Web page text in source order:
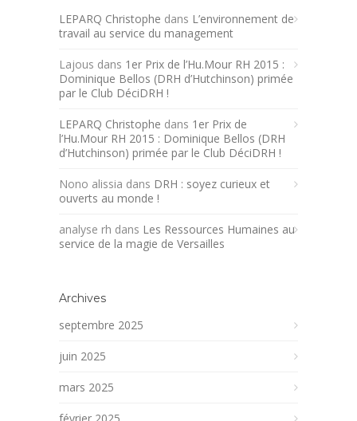
LEPARQ Christophe dans L’environnement de
travail au service du management
Lajous dans 1er Prix de l’Hu.Mour RH 2015 :
Dominique Bellos (DRH d’Hutchinson) primée
par le Club DéciDRH !
LEPARQ Christophe dans 1er Prix de
l’Hu.Mour RH 2015 : Dominique Bellos (DRH
d’Hutchinson) primée par le Club DéciDRH !
Nono alissia dans DRH : soyez curieux et
ouverts au monde !
analyse rh dans Les Ressources Humaines au
service de la magie de Versailles
Archives
septembre 2025
juin 2025
mars 2025